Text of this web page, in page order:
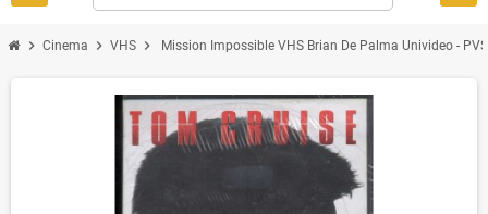
chevron_right Cinema chevron_right VHS chevron_right Mission Impossible VHS Brian De Palma Univideo -